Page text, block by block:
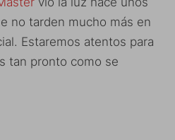
no tarden mucho más en
Estaremos atentos para
tan pronto como se